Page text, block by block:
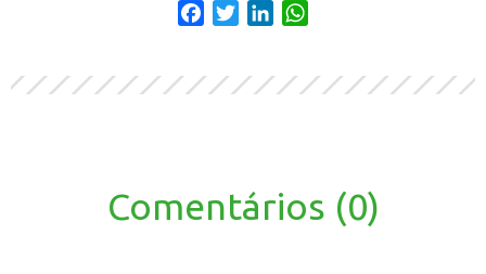
FacebookTwitterLinkedIn
Comentários (0)